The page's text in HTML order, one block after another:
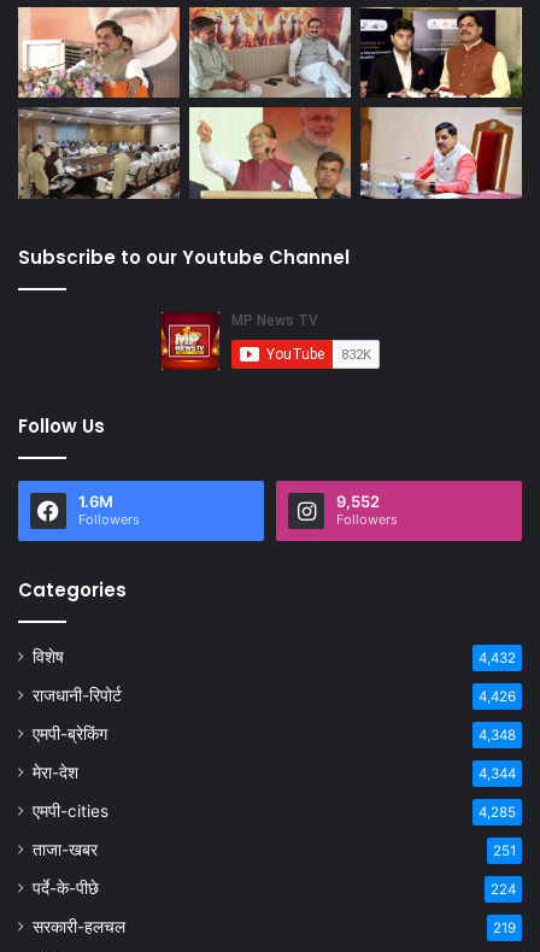
Subscribe to our Youtube Channel
Follow Us
1.6M
Followers
9,552
Followers
Categories
विशेष 4,432
राजधानी-रिपोर्ट 4,426
एमपी-ब्रेकिंग 4,348
मेरा-देश 4,344
एमपी-cities 4,285
ताजा-खबर 251
पर्दे-के-पीछे 224
सरकारी-हलचल 219